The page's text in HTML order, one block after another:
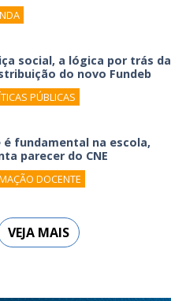
social, a lógica por trás da
do novo Fundeb
PÚBLICAS
é fundamental na escola,
parecer do CNE
DOCENTE
VEJA MAIS